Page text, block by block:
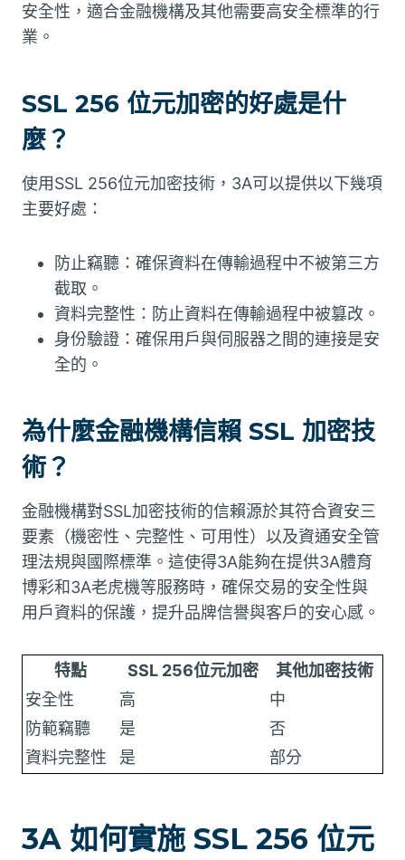
安全性，適合金融機構及其他需要高安全標準的行
業。
SSL 256 位元加密的好處是什
麼？
使用SSL 256位元加密技術，3A可以提供以下幾項
主要好處：
防止竊聽：確保資料在傳輸過程中不被第三方
截取。
資料完整性：防止資料在傳輸過程中被篡改。
身份驗證：確保用戶與伺服器之間的連接是安
全的。
為什麼金融機構信賴 SSL 加密技
術？
金融機構對SSL加密技術的信賴源於其符合資安三
要素（機密性、完整性、可用性）以及資通安全管
理法規與國際標準。這使得3A能夠在提供3A體育
博彩和3A老虎機等服務時，確保交易的安全性與
用戶資料的保護，提升品牌信譽與客戶的安心感。
特點 SSL 256位元加密
其他加密技術
安全性
高
中
防範竊聽
是
否
資料完整性
是 部分
3A 如何實施 SSL 256 位元